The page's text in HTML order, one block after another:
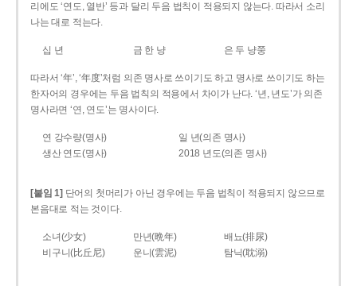
리에도 ‘연도, 열반’ 등과 달리 두음 법칙이 적용되지 않는다. 따라서 소리
나는 대로 적는다.
십 년 금 한 냥 은 두 냥쭝
따라서 ‘年’, ‘年度’처럼 의존 명사로 쓰이기도 하고 명사로 쓰이기도 하는
한자어의 경우에는 두음 법칙의 적용에서 차이가 난다. ‘년, 년도’가 의존
명사라면 ‘연, 연도’는 명사이다.
연 강수량(명사)
일 년(의존 명사)
생산 연도(명사)
2018 년도(의존 명사)
[붙임 1] 단어의 첫머리가 아닌 경우에는 두음 법칙이 적용되지 않으므로
본음대로 적는 것이다.
소녀(少女) 만년(晩年)
배뇨(排尿)
비구니(比丘尼)
운니(雲泥) 탐닉(耽溺)